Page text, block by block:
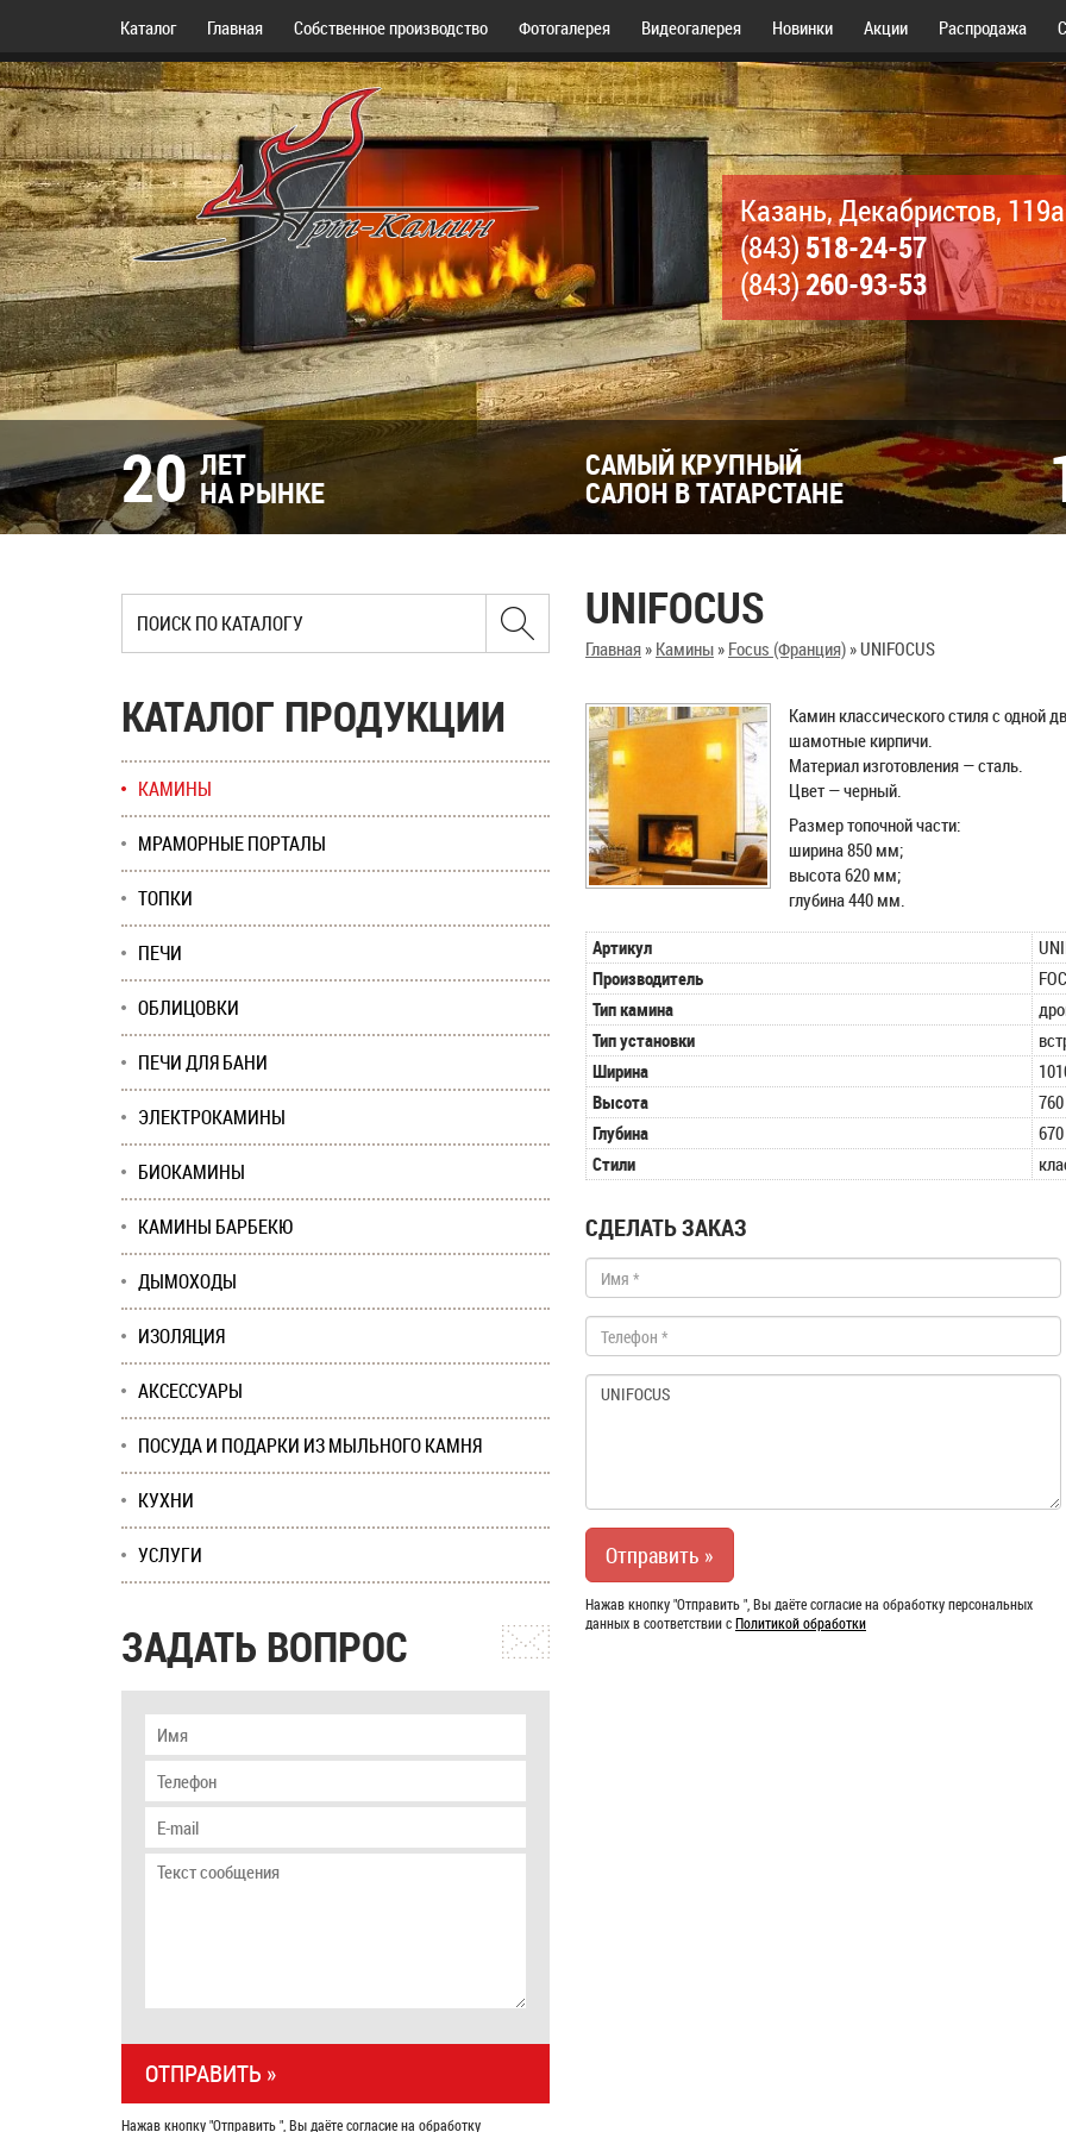
Каталог Главная Собственное производство Фотогалерея Видеогалерея Новинки Акции Распродажа
Казань, Декабристов, 119а
(843)518-24-57
(843)260-93-53
20 ЛЕТ
НА РЫНКЕ
САМЫЙ КРУПНЫЙ
САЛОН В ТАТАРСТАНЕ
UNIFOCUS
Главная» Камины» Focus (Франция)»UNIFOCUS
Камин классического стиля с одной
шамотные кирпичи.
Материал изготовления — сталь.
Цвет — черный.
Размер топочной части:
ширина 850 мм;
высота 620 мм;
глубина 440 мм.
Артикул
Производитель
Тип камина
Тип установки
Ширина
Высота
Глубина
Стили
СДЕЛАТЬ ЗАКАЗ
Нажав кнопку "Отправить ", Вы даёте согласие на обработку персональных
данных в соответствии сПолитикой обработки
КАТАЛОГ ПРОДУКЦИИ
КАМИНЫ
МРАМОРНЫЕ ПОРТАЛЫ
ТОПКИ
ПЕЧИ
ОБЛИЦОВКИ
ПЕЧИ ДЛЯ БАНИ
ЭЛЕКТРОКАМИНЫ
БИОКАМИНЫ
КАМИНЫ БАРБЕКЮ
ДЫМОХОДЫ
ИЗОЛЯЦИЯ
АКСЕССУАРЫ
ПОСУДА И ПОДАРКИ ИЗ МЫЛЬНОГО КАМНЯ
КУХНИ
УСЛУГИ
ЗАДАТЬ ВОПРОС
Нажав кнопку "Отправить ", Вы даёте согласие на обработку